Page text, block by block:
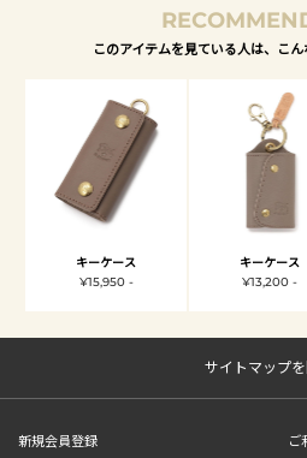
このアイテムを見ている人は、こ
キーケース
¥15,950 -
キーケース
¥13,200 -
サイトマップを
新規会員登録 ご